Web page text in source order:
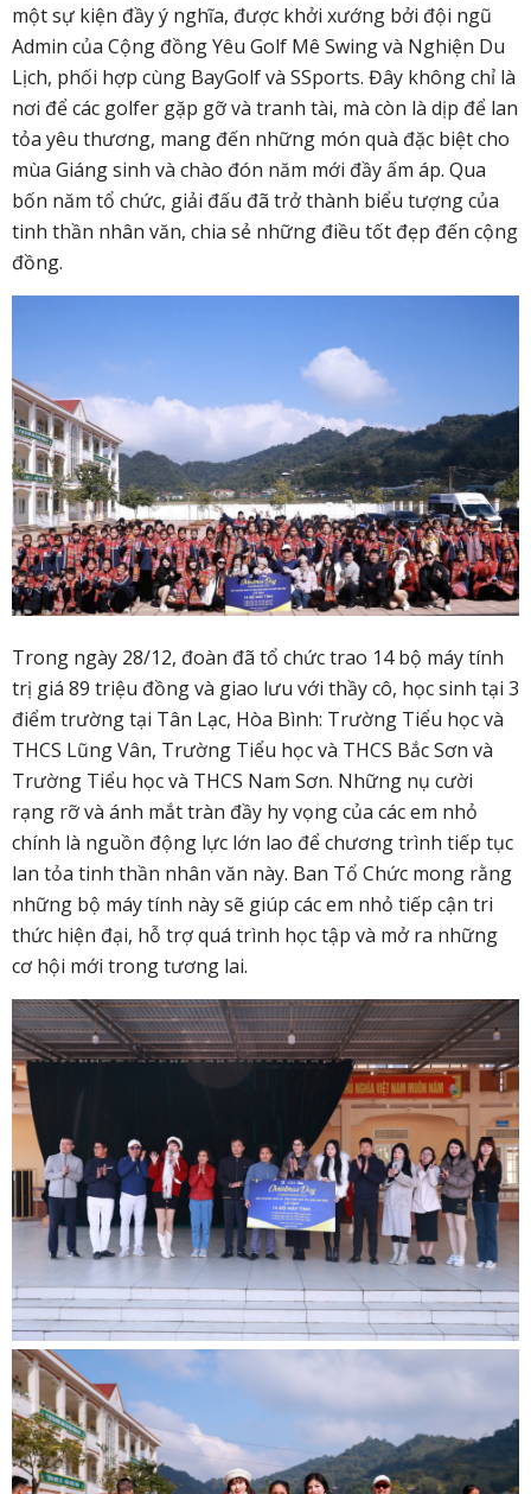
một sự kiện đầy ý nghĩa, được khởi xướng bởi đội ngũ
Admin của Cộng đồng Yêu Golf Mê Swing và Nghiện Du
Lịch, phối hợp cùng BayGolf và SSports. Đây không chỉ là
nơi để các golfer gặp gỡ và tranh tài, mà còn là dịp để lan
tỏa yêu thương, mang đến những món quà đặc biệt cho
mùa Giáng sinh và chào đón năm mới đầy ấm áp. Qua
bốn năm tổ chức, giải đấu đã trở thành biểu tượng của
tinh thần nhân văn, chia sẻ những điều tốt đẹp đến cộng
đồng.
Trong ngày 28/12, đoàn đã tổ chức trao 14 bộ máy tính
trị giá 89 triệu đồng và giao lưu với thầy cô, học sinh tại 3
điểm trường tại Tân Lạc, Hòa Bình: Trường Tiểu học và
THCS Lũng Vân, Trường Tiểu học và THCS Bắc Sơn và
Trường Tiểu học và THCS Nam Sơn. Những nụ cười
rạng rỡ và ánh mắt tràn đầy hy vọng của các em nhỏ
chính là nguồn động lực lớn lao để chương trình tiếp tục
lan tỏa tinh thần nhân văn này. Ban Tổ Chức mong rằng
những bộ máy tính này sẽ giúp các em nhỏ tiếp cận tri
thức hiện đại, hỗ trợ quá trình học tập và mở ra những
cơ hội mới trong tương lai.